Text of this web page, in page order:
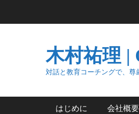
キ
木村祐理 |
対話と教育コーチングで、尊
メインメニュー
はじめに 会社概要